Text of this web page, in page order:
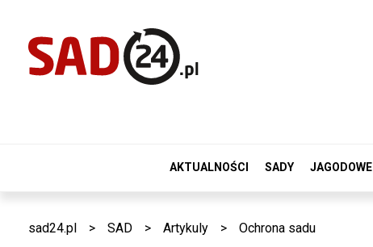
AKTUALNOŚCI SADY JAGODOWE
sad24.pl > SAD > Artykuly > Ochrona sadu